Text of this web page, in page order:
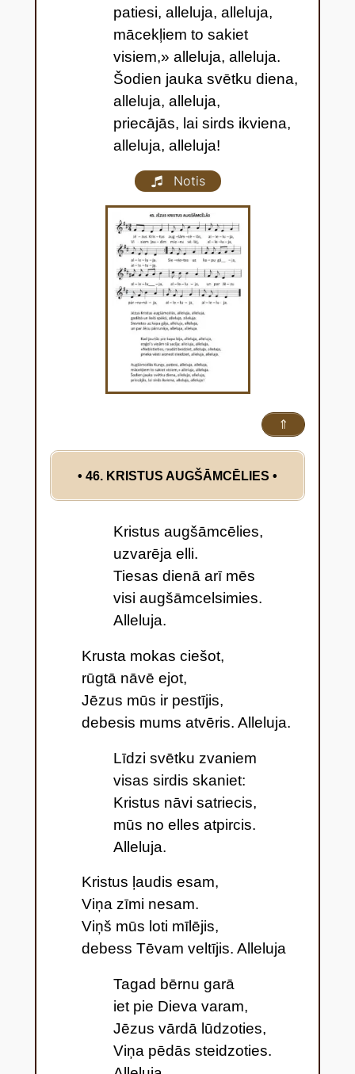
patiesi, alleluja, alleluja,
mācekļiem to sakiet
visiem,» alleluja, alleluja.
Šodien jauka svētku diena,
alleluja, alleluja,
priecājās, lai sirds ikviena,
alleluja, alleluja!
Notis
⇑
• 46. KRISTUS AUGŠĀMCĒLIES •
Kristus augšāmcēlies,
uzvarēja elli.
Tiesas dienā arī mēs
visi augšāmcelsimies.
Alleluja.
Krusta mokas ciešot,
rūgtā nāvē ejot,
Jēzus mūs ir pestījis,
debesis mums atvēris. Alleluja.
Līdzi svētku zvaniem
visas sirdis skaniet:
Kristus nāvi satriecis,
mūs no elles atpircis.
Alleluja.
Kristus ļaudis esam,
Viņa zīmi nesam.
Viņš mūs loti mīlējis,
debess Tēvam veltījis. Alleluja
Tagad bērnu garā
iet pie Dieva varam,
Jēzus vārdā lūdzoties,
Viņa pēdās steidzoties.